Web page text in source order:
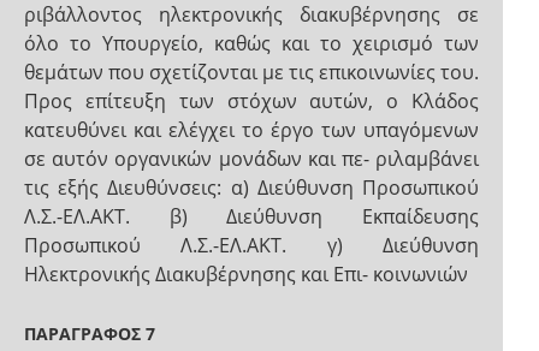
ριβάλλοντος ηλεκτρονικής διακυβέρνησης σε
όλο το Υπουργείο, καθώς και το χειρισμό των
θεμάτων που σχετίζονται με τις επικοινωνίες του.
Προς επίτευξη των στόχων αυτών, ο Κλάδος
κατευθύνει και ελέγχει το έργο των υπαγόμενων
σε αυτόν οργανικών μονάδων και πε- ριλαμβάνει
τις εξής Διευθύνσεις: α) Διεύθυνση Προσωπικού
Λ.Σ.-ΕΛ.ΑΚΤ. β) Διεύθυνση Εκπαίδευσης
Προσωπικού Λ.Σ.-ΕΛ.ΑΚΤ. γ) Διεύθυνση
Ηλεκτρονικής Διακυβέρνησης και Επι- κοινωνιών
ΠΑΡΑΓΡΑΦΟΣ 7